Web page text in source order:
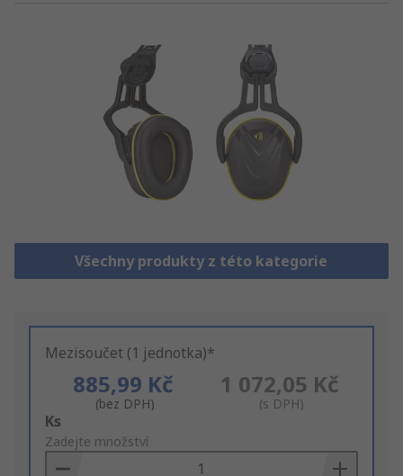
Všechny produkty z této kategorie
Mezisoučet (1 jednotka)*
885,99 Kč
(bez DPH)
1 072,05 Kč
(s DPH)
Add
to
Basket
Ks
Zadejte množství